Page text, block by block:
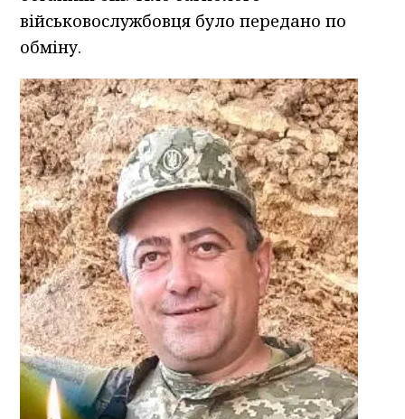
військовослужбовця було передано по
обміну.